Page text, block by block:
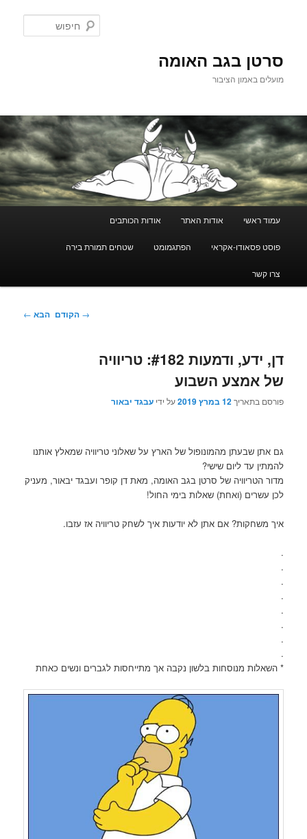
סרטן בגב האומה
מועלים באמון הציבור
עמוד ראשי אודות האתר אודות הכותבים
פוסט פסאודו-אקראי הפתגמומט שטחים תמורת בירה
צרו קשר
ניווט
→ הקודם הבא ←
דן, ידע, ודמעות #182: טריוויה
של אמצע השבוע
פורסם בתאריך12 במרץ 2019 על ידיעבגד יבאור
גם אתן שבעתן מהמונופול של הארץ על שאלוני טריוויה שמאלץ אותנו
להמתין עד ליום שישי?
מדור הטריוויה של סרטן בגב האומה, מאת דן קופר ועבגד יבאור, מעניק
לכן עשרים (ואחת) שאלות בימי החול!
איך משחקות? אם אתן לא יודעות איך לשחק טריוויה אז עזבו.
.
.
.
.
.
.
.
.
* השאלות מנוסחות בלשון נקבה אך מתייחסות לגברים ונשים כאחת